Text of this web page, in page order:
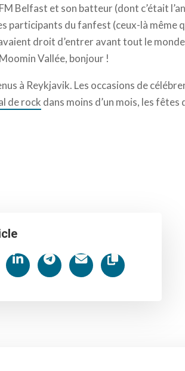
Belfast et son batteur (dont c’était
participants du fanfest (ceux-là même
droit d’entrer avant tout le
Vallée, bonjour !
à Reykjavik. Les occasions de
de rock dans moins d’un mois, les fêtes